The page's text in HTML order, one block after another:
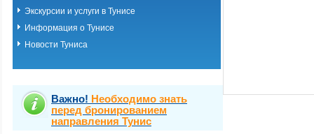
Экскурсии и услуги в Тунисе
Информация о Тунисе
Новости Туниса
Важно! Необходимо знать
перед бронированием
направления Тунис